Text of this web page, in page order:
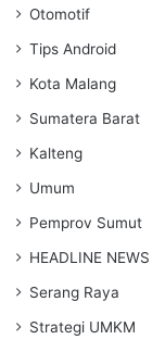
Otomotif
Tips Android
Kota Malang
Sumatera Barat
Kalteng
Umum
Pemprov Sumut
HEADLINE NEWS
Serang Raya
Strategi UMKM